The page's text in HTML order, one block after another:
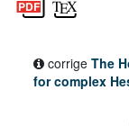
corrige The
for complex